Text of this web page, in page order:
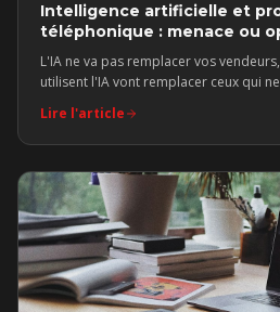
Intelligence artificielle et
téléphonique : menace ou
L'IA ne va pas remplacer vos
utilisent l'IA vont remplacer ceux qui
Lire l'article